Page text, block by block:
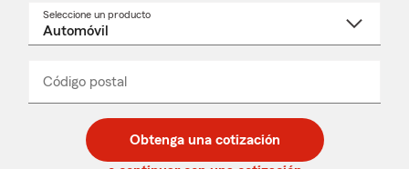
Seleccione un producto
desplegable
Código postal
de
5
de
5
_____
Obtenga una cotización